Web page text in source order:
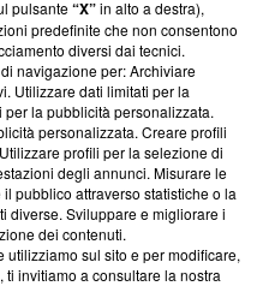
Via Carlo Frasca, 3 - 6900
pulsante“X”in alto a destra),
predefinite che non consentono
diversi dai tecnici.
navigazione per: Archiviare
Utilizzare dati limitati per la
la pubblicità personalizzata.
personalizzata. Creare profili
profili per la selezione di
degli annunci. Misurare le
pubblico attraverso statistiche o la
diverse. Sviluppare e migliorare i
dei contenuti.
sul sito e per modificare,
invitiamo a consultare la nostra